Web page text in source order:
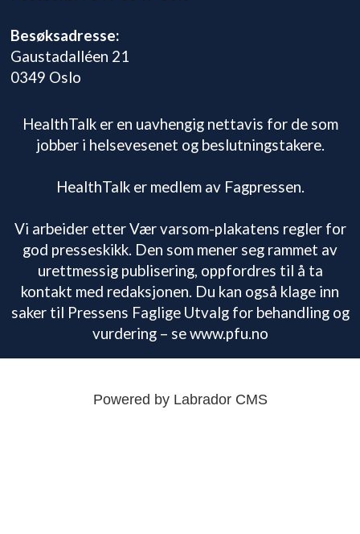
Besøksadresse:
Gaustadalléen 21
0349 Oslo
HealthTalk er en uavhengig nettavis for de som
jobber i helsevesenet og beslutningstakere.
HealthTalk er medlem av Fagpressen.
Vi arbeider etter Vær varsom-plakatens regler for
god presseskikk. Den som mener seg rammet av
urettmessig publisering, oppfordres til å ta
kontakt med redaksjonen. Du kan også klage inn
saker til Pressens Faglige Utvalg for behandling og
vurdering – se www.pfu.no
Powered by Labrador CMS